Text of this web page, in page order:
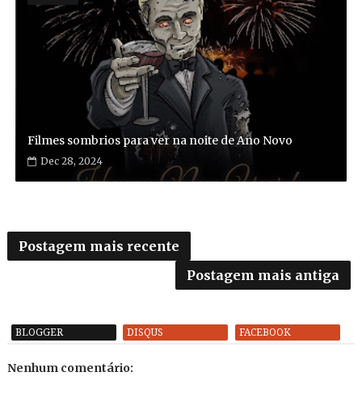
Filmes sombrios para ver na noite de Ano Novo
Dec 28, 2024
Postagem mais recente
Postagem mais antiga
BLOGGER DISQUS FACEBOOK
Nenhum comentário: